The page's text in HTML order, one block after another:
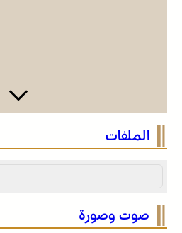
الله أمغار
الملفات
صوت وصورة